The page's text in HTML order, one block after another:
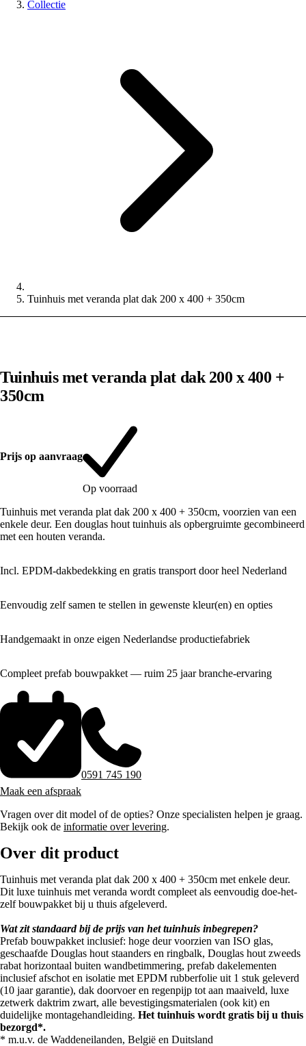
Collectie
Tuinhuis met veranda plat dak 200 x 400 + 350cm
Tuinhuis met veranda plat dak 200 x 400 +
350cm
Prijs op aanvraag
Op voorraad
Tuinhuis met veranda plat dak 200 x 400 + 350cm, voorzien van een
enkele deur. Een douglas hout tuinhuis als opbergruimte gecombineerd
met een houten veranda.
Incl. EPDM-dakbedekking en gratis transport door heel Nederland
Eenvoudig zelf samen te stellen in gewenste kleur(en) en opties
Handgemaakt in onze eigen Nederlandse productiefabriek
Compleet prefab bouwpakket — ruim 25 jaar branche-ervaring
Maak een afspraak
0591 745 190
Vragen over dit model of de opties? Onze specialisten helpen je graag.
Bekijk ook de informatie over levering.
Over dit product
Tuinhuis met veranda plat dak 200 x 400 + 350cm met enkele deur.
Dit luxe tuinhuis met veranda wordt compleet als eenvoudig doe-het-
zelf bouwpakket bij u thuis afgeleverd.
Wat zit standaard bij de prijs van het tuinhuis inbegrepen?
Prefab bouwpakket inclusief: hoge deur voorzien van ISO glas,
geschaafde Douglas hout staanders en ringbalk, Douglas hout zweeds
rabat horizontaal buiten wandbetimmering, prefab dakelementen
inclusief afschot en isolatie met EPDM rubberfolie uit 1 stuk geleverd
(10 jaar garantie), dak doorvoer en regenpijp tot aan maaiveld, luxe
zetwerk daktrim zwart, alle bevestigingsmaterialen (ook kit) en
duidelijke montagehandleiding. Het tuinhuis wordt gratis bij u thuis
bezorgd*.
* m.u.v. de Waddeneilanden, België en Duitsland